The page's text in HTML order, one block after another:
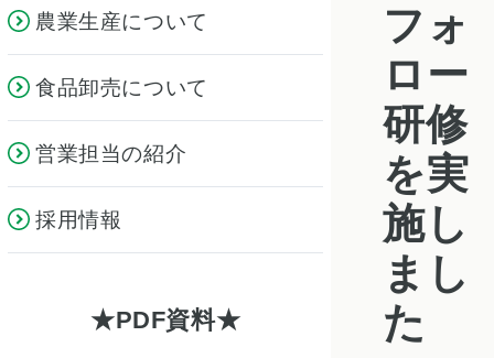
農業生産について
食品卸売について
営業担当の紹介
採用情報
PDF資料
フォ
ロー
研修
を実
施し
まし
た